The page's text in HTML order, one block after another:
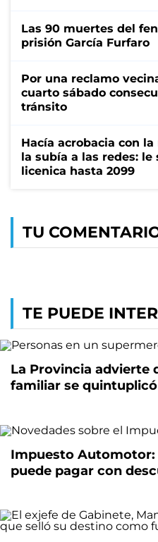
Las 90 muertes del
prisión García Furfaro
Por una reclamo
cuarto sábado
tránsito
Hacía acrobacia con
la subía a las redes: le
licenica hasta 2099
TU
TE PUEDE
La Provincia advierte
familiar se
Impuesto Automotor:
puede pagar con